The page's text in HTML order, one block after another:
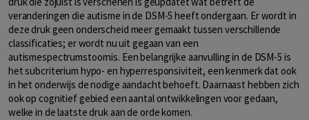
veranderingen die autisme in de DSM-5 heeft ondergaan. Er wordt in
deze druk geen onderscheid meer gemaakt tussen verschillende
classificaties; er wordt nu uit gegaan van een
autismespectrumstoornis. Een belangrijke aanvulling in de DSM-5 is
het subcriterium hypo- en hyperresponsiviteit, een kenmerk dat ook
in het onderwijs de nodige aandacht behoeft. Daarnaast hebben zich
ook op cognitief gebied een aantal ontwikkelingen voor gedaan,
welke in de laatste druk aan de orde komen.